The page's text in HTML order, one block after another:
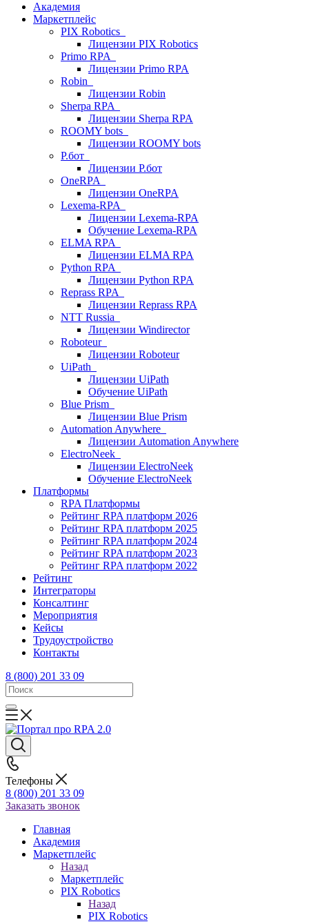
Академия
Маркетплейс
PIX Robotics
Лицензии PIX Robotics
Primo RPA
Лицензии Primo RPA
Robin
Лицензии Robin
Sherpa RPA
Лицензии Sherpa RPA
ROOMY bots
Лицензии ROOMY bots
Р.бот
Лицензии Р.бот
OneRPA
Лицензии OneRPA
Lexema-RPA
Лицензии Lexema-RPA
Обучение Lexema-RPA
ELMA RPA
Лицензии ELMA RPA
Python RPA
Лицензии Python RPA
Reprass RPA
Лицензии Reprass RPA
NTT Russia
Лицензии Windirector
Roboteur
Лицензии Roboteur
UiPath
Лицензии UiPath
Обучение UiPath
Blue Prism
Лицензии Blue Prism
Automation Anywhere
Лицензии Automation Anywhere
ElectroNeek
Лицензии ElectroNeek
Обучение ElectroNeek
Платформы
RPA Платформы
Рейтинг RPA платформ 2026
Рейтинг RPA платформ 2025
Рейтинг RPA платформ 2024
Рейтинг RPA платформ 2023
Рейтинг RPA платформ 2022
Рейтинг
Интеграторы
Консалтинг
Mероприятия
Кейсы
Трудоустройство
Контакты
8 (800) 201 33 09
Телефоны
8 (800) 201 33 09
Заказать звонок
Главная
Академия
Маркетплейс
Назад
Маркетплейс
PIX Robotics
Назад
PIX Robotics